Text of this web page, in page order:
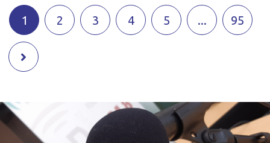
1 2 3 4 5 ... 95